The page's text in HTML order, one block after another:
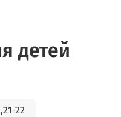
детей
22